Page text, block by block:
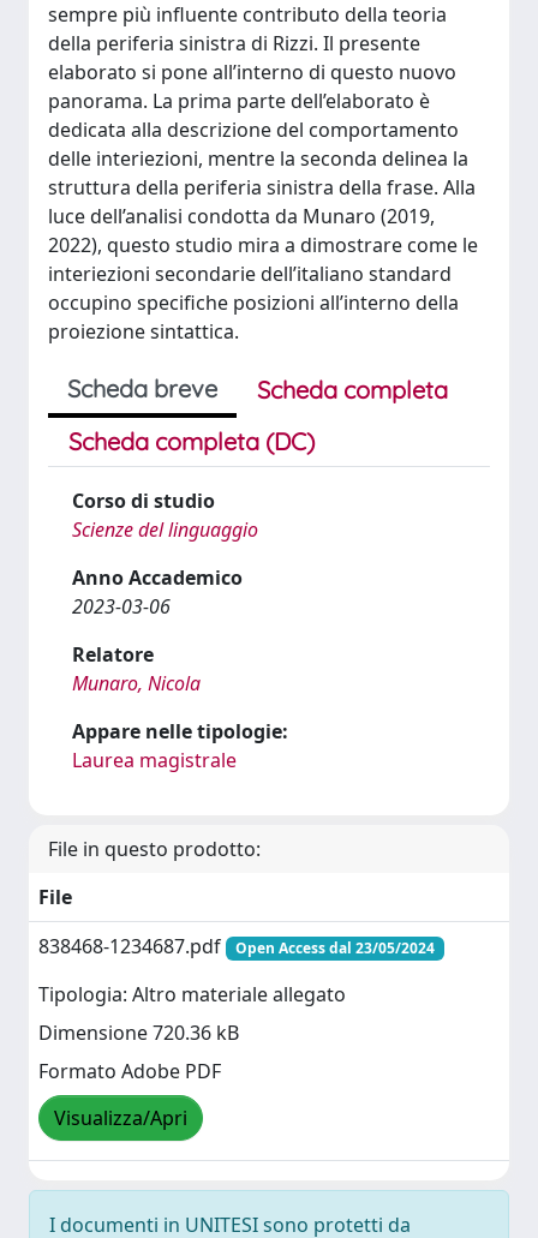
sempre più influente contributo della teoria
della periferia sinistra di Rizzi. Il presente
elaborato si pone all’interno di questo nuovo
panorama. La prima parte dell’elaborato è
dedicata alla descrizione del comportamento
delle interiezioni, mentre la seconda delinea la
struttura della periferia sinistra della frase. Alla
luce dell’analisi condotta da Munaro (2019,
2022), questo studio mira a dimostrare come le
interiezioni secondarie dell’italiano standard
occupino specifiche posizioni all’interno della
proiezione sintattica.
Scheda breve
Scheda completa
Scheda completa (DC)
Corso di studio
Scienze del linguaggio
Anno Accademico
2023-03-06
Relatore
Munaro, Nicola
Appare nelle tipologie:
Laurea magistrale
File in questo prodotto:
File
838468-1234687.pdf
Open Access dal 23/05/2024
Tipologia: Altro materiale allegato
Dimensione 720.36 kB
Formato Adobe PDF
Visualizza/Apri
I documenti in UNITESI sono protetti da